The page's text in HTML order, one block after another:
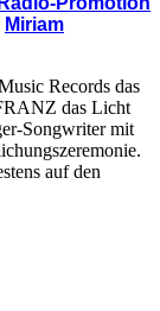
Miriam
Records das
das Licht
Songwriter mit
auf den